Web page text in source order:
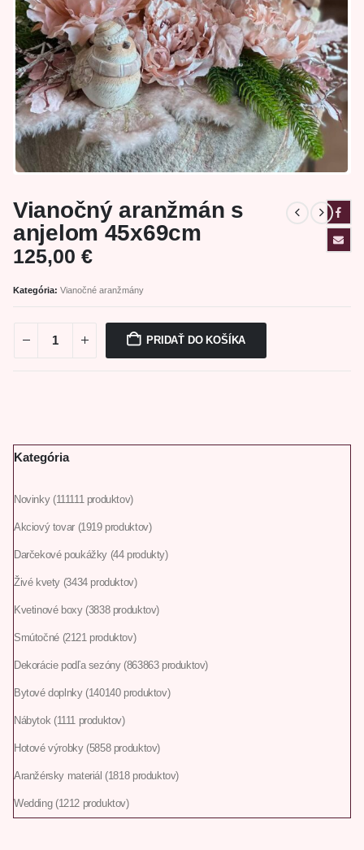
Vianočný aranžmán s
anjelom 45x69cm
125,00 €
Kategória: Vianočné aranžmány
PRIDAŤ DO KOŠÍKA
Kategória
Novinky 111111 produktov
Akciový tovar 1919 produktov
Darčekové poukážky 44 produkty
Živé kvety 3434 produktov
Kvetinové boxy 3838 produktov
Smútočné 2121 produktov
Dekorácie podľa sezóny 863863 produktov
Bytové doplnky 140140 produktov
Nábytok 1111 produktov
Hotové výrobky 5858 produktov
Aranžérsky materiál 1818 produktov
Wedding 1212 produktov